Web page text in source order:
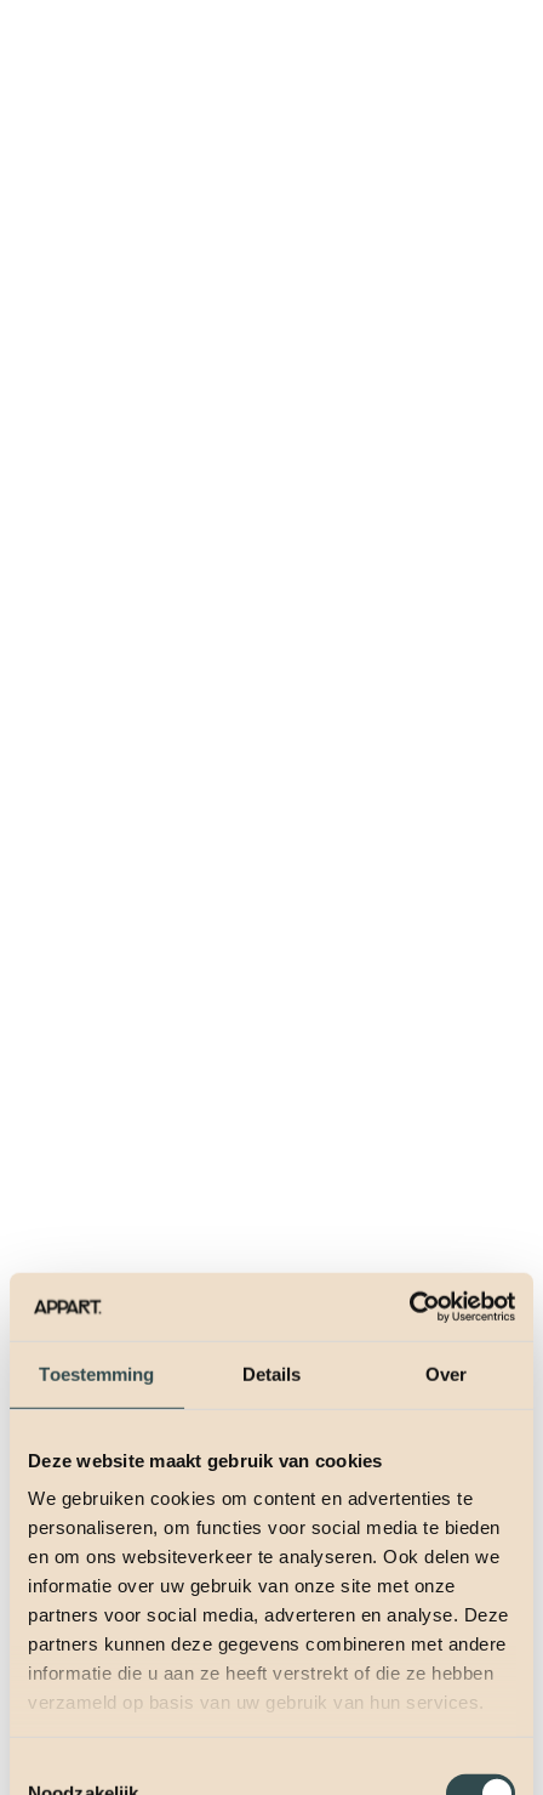
Toestemming Details Over
Deze website maakt gebruik van cookies
We gebruiken cookies om content en advertenties te
personaliseren, om functies voor social media te bieden
en om ons websiteverkeer te analyseren. Ook delen we
informatie over uw gebruik van onze site met onze
partners voor social media, adverteren en analyse. Deze
partners kunnen deze gegevens combineren met andere
informatie die u aan ze heeft verstrekt of die ze hebben
verzameld op basis van uw gebruik van hun services.